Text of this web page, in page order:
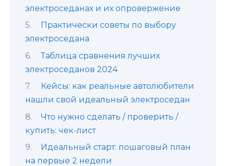
электроседанах и их опровержение
Практически советы по выбору
электроседана
Таблица сравнения лучших
электроседанов 2024
Кейсы: как реальные автолюбители
нашли свой идеальный электроседан
Что нужно сделать / проверить /
купить: чек-лист
Идеальный старт: пошаговый план
на первые 2 недели